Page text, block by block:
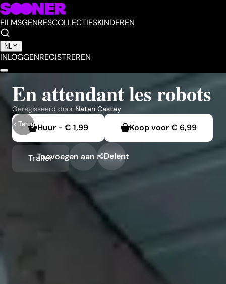
FILMSGENRESCOLLECTIESKINDEREN
NL
INLOGGENREGISTREREN
Terug
En attendant les robots
Geregisseerd door Natan Castay
Huur - € 1,99 Koop voor€ 6,99
Trailer
Toevoegen aan mijn lijst
Delen